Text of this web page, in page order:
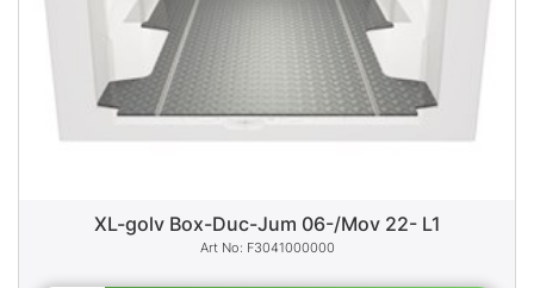
XL-golv Box-Duc-Jum 06-/Mov 22- L1
F3041000000